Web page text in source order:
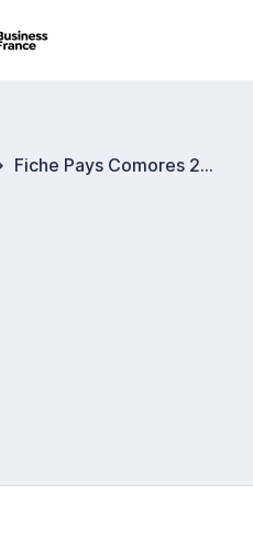
Fiche Pays Comores 2026